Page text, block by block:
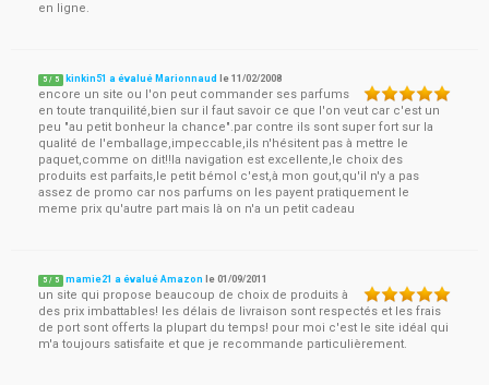
en ligne.
5 / 5 kinkin51 a évalué Marionnaud le11/02/2008
encore un site ou l'on peut commander ses parfums
en toute tranquilité,bien sur il faut savoir ce que l'on veut car c'est un
peu "au petit bonheur la chance".par contre ils sont super fort sur la
qualité de l'emballage,impeccable,ils n'hésitent pas à mettre le
paquet,comme on dit!!la navigation est excellente,le choix des
produits est parfaits,le petit bémol c'est,à mon gout,qu'il n'y a pas
assez de promo car nos parfums on les payent pratiquement le
meme prix qu'autre part mais là on n'a un petit cadeau
5 / 5 mamie21 a évalué Amazon le01/09/2011
un site qui propose beaucoup de choix de produits à
des prix imbattables! les délais de livraison sont respectés et les frais
de port sont offerts la plupart du temps! pour moi c'est le site idéal qui
m'a toujours satisfaite et que je recommande particulièrement.